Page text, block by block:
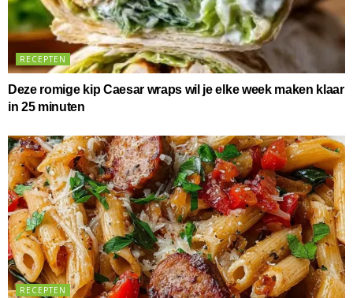
RECEPTEN
Deze romige kip Caesar wraps wil je elke week maken klaar
in 25 minuten
RECEPTEN